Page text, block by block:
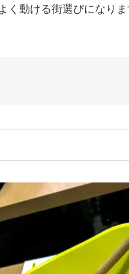
く動ける街選びになり